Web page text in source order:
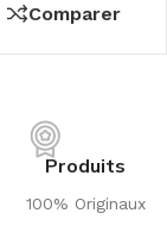
Comparer
Produits
100% Originaux